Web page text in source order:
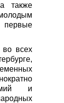
также
первые
во всех
и